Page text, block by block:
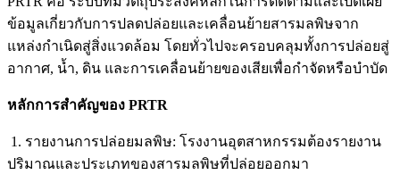
ข้อมูลเกี่ยวกับการปลดปล่อยและเคลื่อนย้ายสารมลพิษจาก
แหล่งกำเนิดสู่สิ่งแวดล้อม โดยทั่วไปจะครอบคลุมทั้งการปล่อยสู่
อากาศ, น้ำ, ดิน และการเคลื่อนย้ายของเสียเพื่อกำจัดหรือบำบัด
หลักการสำคัญของ PRTR
1. รายงานการปล่อยมลพิษ: โรงงานอุตสาหกรรมต้องรายงาน
ปริมาณและประเภทของสารมลพิษที่ปล่อยออกมา